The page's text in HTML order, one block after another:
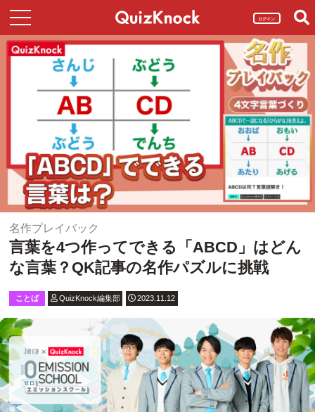
ログイン
名作プレイバック
言葉を4つ作ってできる「ABCD」はどん
な言葉？QK記事の名作パズルに挑戦
ことば QuizKnock編集部 2023.11.12